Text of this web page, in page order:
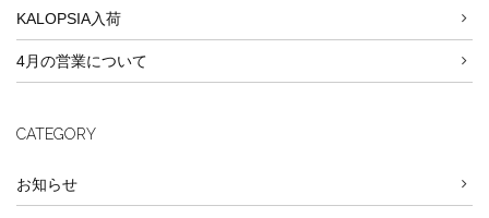
KALOPSIA入荷
4月の営業について
CATEGORY
お知らせ